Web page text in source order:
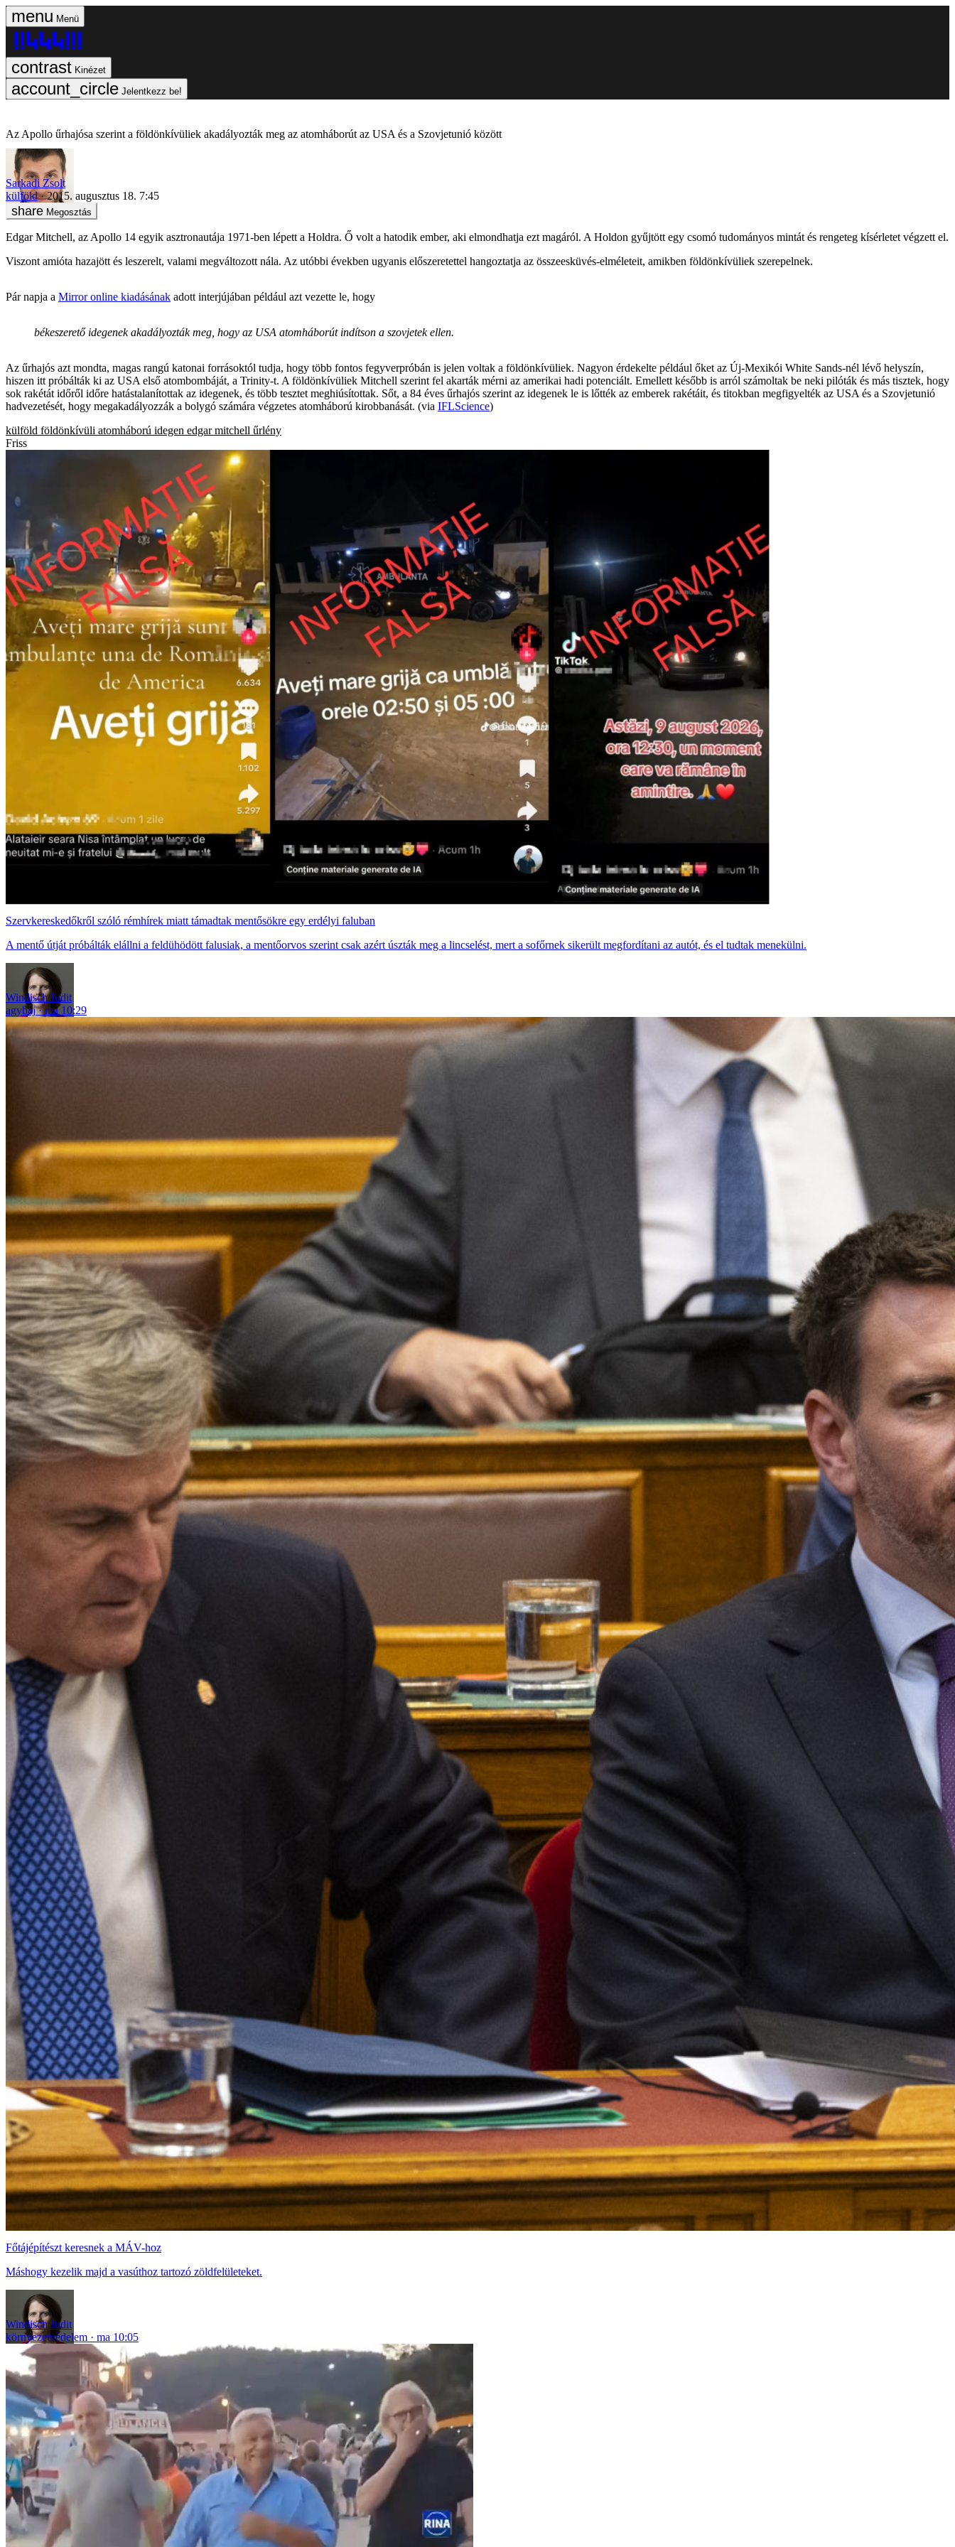
Menü
Kinézet
Jelentkezz be!
Az Apollo űrhajósa szerint a földönkívüliek akadályozták meg az atomháborút az USA és a Szovjetunió között
Sarkadi Zsolt
külföld
2015. augusztus 18. 7:45
Megosztás
Edgar Mitchell, az Apollo 14 egyik asztronautája 1971-ben lépett a Holdra. Ő volt a hatodik ember, aki elmondhatja ezt magáról. A Holdon gyűjtött egy csomó tudományos mintát és rengeteg kísérletet végzett el.
Viszont amióta hazajött és leszerelt, valami megváltozott nála. Az utóbbi években ugyanis előszeretettel hangoztatja az összeesküvés-elméleteit, amikben földönkívüliek szerepelnek.
Pár napja a Mirror online kiadásának adott interjújában például azt vezette le, hogy
békeszerető idegenek akadályozták meg, hogy az USA atomháborút indítson a szovjetek ellen.
Az űrhajós azt mondta, magas rangú katonai forrásoktól tudja, hogy több fontos fegyverpróbán is jelen voltak a földönkívüliek. Nagyon érdekelte például őket az Új-Mexikói White Sands-nél lévő helyszín,
hiszen itt próbálták ki az USA első atombombáját, a Trinity-t. A földönkívüliek Mitchell szerint fel akarták mérni az amerikai hadi potenciált. Emellett később is arról számoltak be neki pilóták és más tisztek, hogy
sok rakétát időről időre hatástalanítottak az idegenek, és több tesztet meghiúsítottak. Sőt, a 84 éves űrhajós szerint az idegenek le is lőtték az emberek rakétáit, és titokban megfigyelték az USA és a Szovjetunió
hadvezetését, hogy megakadályozzák a bolygó számára végzetes atomháború kirobbanását. (via IFLScience)
külföld földönkívüli atomháború idegen edgar mitchell űrlény
Friss
Szervkereskedőkről szóló rémhírek miatt támadtak mentősökre egy erdélyi faluban
A mentő útját próbálták elállni a feldühödött falusiak, a mentőorvos szerint csak azért úszták meg a lincselést, mert a sofőrnek sikerült megfordítani az autót, és el tudtak menekülni.
Windisch Judit
agybaj
ma 10:29
Főtájépítészt keresnek a MÁV-hoz
Máshogy kezelik majd a vasúthoz tartozó zöldfelületeket.
Windisch Judit
környezetvédelem
ma 10:05